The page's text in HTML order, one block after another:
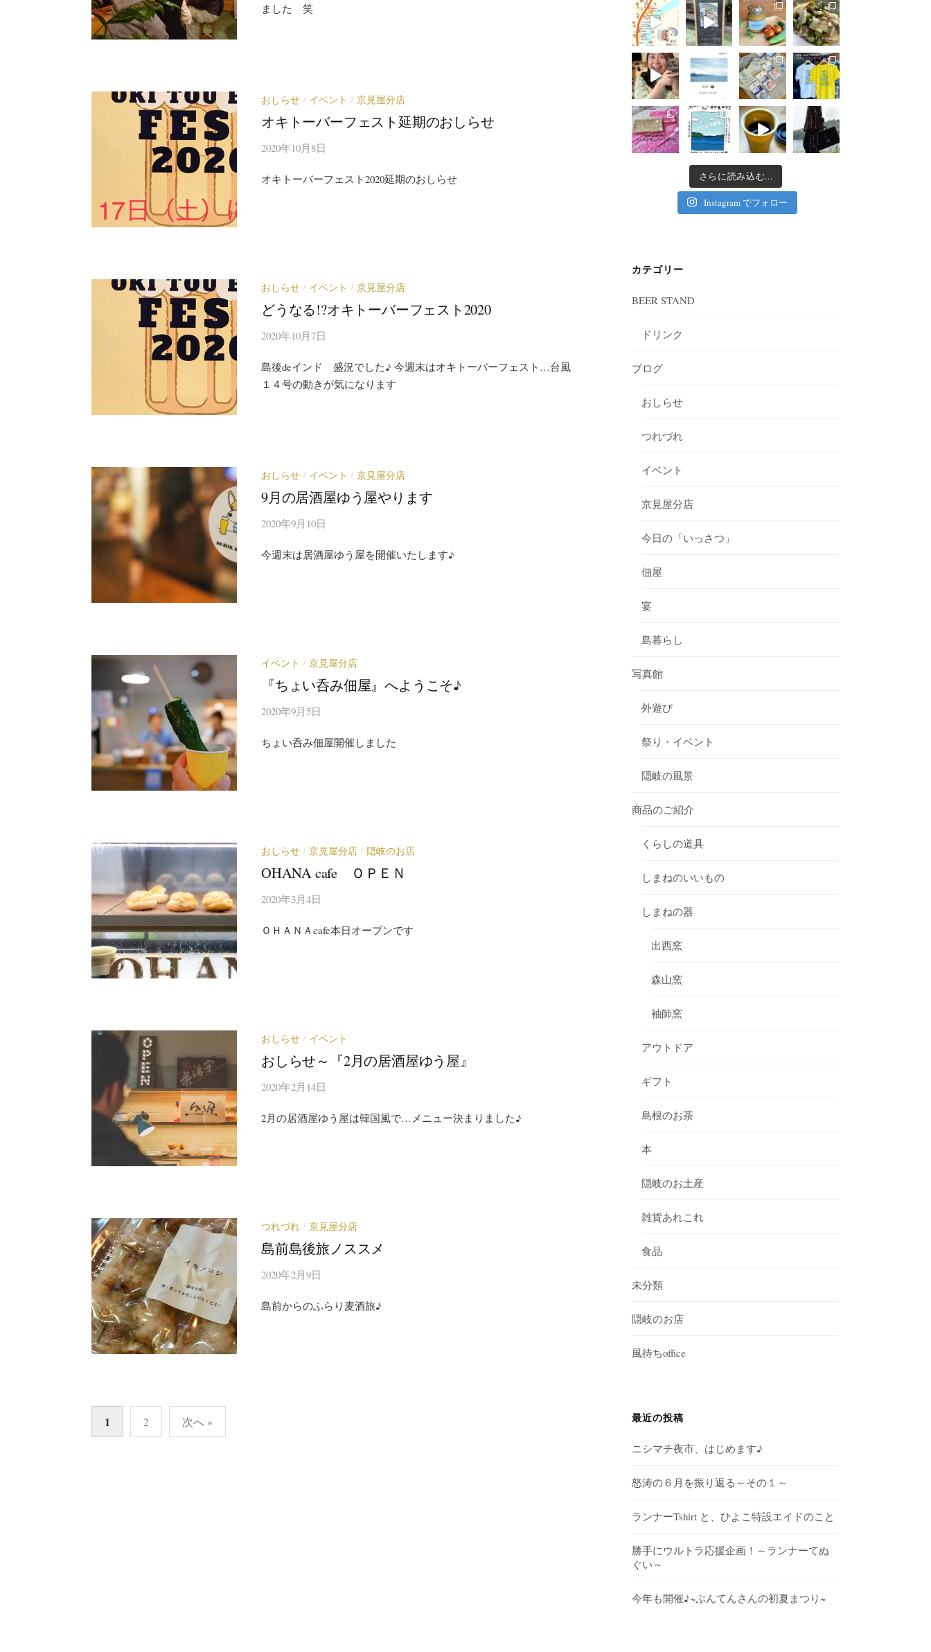
ました 笑
おしらせ / イベント / 京見屋分店
オキトーバーフェスト延期のおしらせ
2020年10月8日
オキトーバーフェスト2020延期のおしらせ
おしらせ / イベント / 京見屋分店
どうなる!?オキトーバーフェスト2020
2020年10月7日
島後deインド 盛況でした♪ 今週末はオキトーバーフェスト…台風
１４号の動きが気になります
おしらせ / イベント / 京見屋分店
9月の居酒屋ゆう屋やります
2020年9月10日
今週末は居酒屋ゆう屋を開催いたします♪
イベント / 京見屋分店
『ちょい呑み佃屋』へようこそ♪
2020年9月5日
ちょい呑み佃屋開催しました
おしらせ / 京見屋分店 / 隠岐のお店
OHANA cafe ＯＰＥＮ
2020年3月4日
ＯＨＡＮＡcafe本日オープンです
おしらせ / イベント
おしらせ～『2月の居酒屋ゆう屋』
2020年2月14日
2月の居酒屋ゆう屋は韓国風で…メニュー決まりました♪
つれづれ / 京見屋分店
島前島後旅ノススメ
2020年2月9日
島前からのふらり麦酒旅♪
投
稿
1 2 次へ »
さらに読み込む...
Instagram でフォロー
カテゴリー
BEER STAND
ドリンク
ブログ
おしらせ
つれづれ
イベント
京見屋分店
今日の「いっさつ」
佃屋
宴
島暮らし
写真館
外遊び
祭り・イベント
隠岐の風景
商品のご紹介
くらしの道具
しまねのいいもの
しまねの器
出西窯
森山窯
袖師窯
アウトドア
ギフト
島根のお茶
本
隠岐のお土産
雑貨あれこれ
食品
未分類
隠岐のお店
風待ちoffice
最近の投稿
ニシマチ夜市、はじめます♪
怒涛の６月を振り返る～その１～
ランナーTshirt と、ひよこ特設エイドのこと
勝手にウルトラ応援企画！～ランナーてぬ
ぐい～
今年も開催♪~ぶんてんさんの初夏まつり~